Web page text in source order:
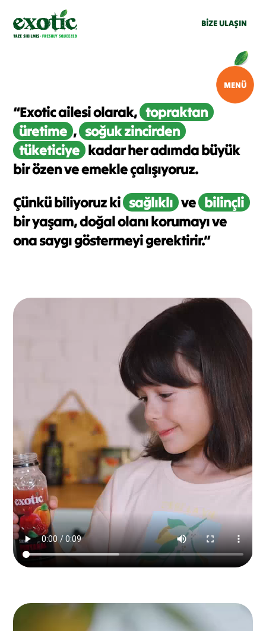
BİZE ULAŞIN
“Exotic ailesi olarak, topraktan
üretime , soğuk zincirden
tüketiciye kadar her adımda büyük
bir özen ve emekle çalışıyoruz.
Çünkü biliyoruz ki sağlıklı ve bilinçli
bir yaşam, doğal olanı korumayı ve
ona saygı göstermeyi gerektirir.”